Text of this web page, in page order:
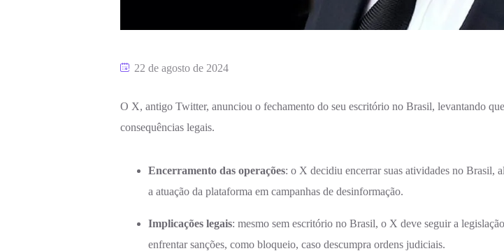
22 de agosto de 2024
O X, antigo Twitter, anunciou o fechamento do seu escritório no Brasil, levantando
consequências legais.
Encerramento das operações: o X decidiu encerrar suas atividades no Brasil,
a atuação da plataforma em campanhas de desinformação.
Implicações legais: mesmo sem escritório no Brasil, o X deve seguir a
enfrentar sanções, como bloqueio, caso descumpra ordens judiciais.